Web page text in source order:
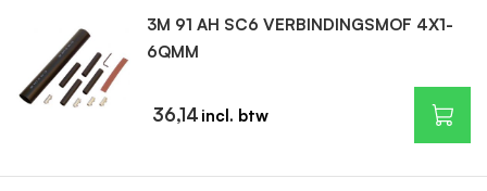
3M 91 AH SC6 VERBINDINGSMOF 4X1-
6QMM
36,14